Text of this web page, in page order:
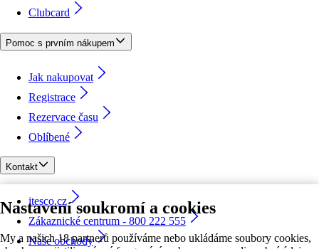
Nastavení soukromí a cookies
My a našich 18 partnerů používáme nebo ukládáme soubory cookies,
Clubcard
Pomoc s prvním nákupem
Jak nakupovat
Registrace
Rezervace času
Oblíbené
Kontakt
itesco.cz
Zákaznické centrum - 800 222 555
Naše obchody